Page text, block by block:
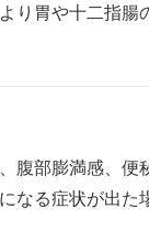
り胃や十二指腸
腹部膨満感、便
なる症状が出た